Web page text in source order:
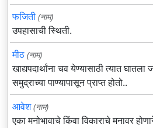
फजिती (नाम)
उपहासाची स्थिती.
मीठ (नाम)
खाद्यपदार्थांना चव येण्यासाठी त्यात घातला
समुद्राच्या पाण्यापासून प्राप्त होतो..
आवेश (नाम)
एका मनोभावाचे किंवा विकाराचे मनावर